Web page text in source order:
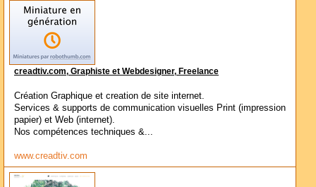
creadtiv.com, Graphiste et Webdesigner, Freelance
Création Graphique et creation de site internet.
Services & supports de communication visuelles Print (impression
papier) et Web (internet).
Nos compétences techniques &...
www.creadtiv.com